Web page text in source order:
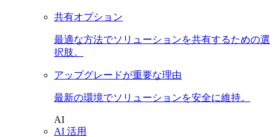
共有オプション
最適な方法でソリューションを共有するための選
択肢。
アップグレードが重要な理由
最新の環境でソリューションを安全に維持。
AI
AI 活用